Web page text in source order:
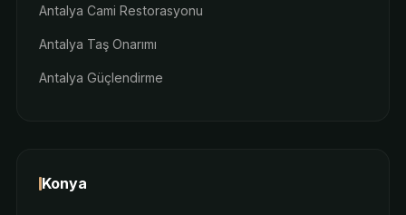
Antalya Cami Restorasyonu
Antalya Taş Onarımı
Antalya Güçlendirme
Konya